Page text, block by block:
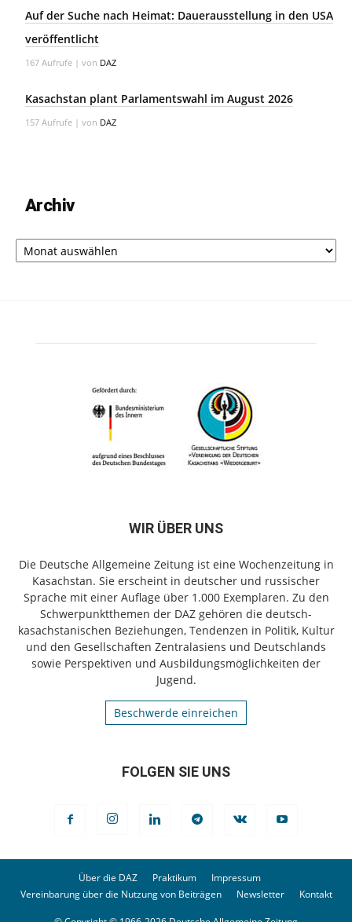
Auf der Suche nach Heimat: Dauerausstellung in den USA
veröffentlicht
167 Aufrufe | von DAZ
Kasachstan plant Parlamentswahl im August 2026
157 Aufrufe | von DAZ
Archiv
Archiv
WIR ÜBER UNS
Die Deutsche Allgemeine Zeitung ist eine Wochenzeitung in
Kasachstan. Sie erscheint in deutscher und russischer
Sprache mit einer Auflage über 1.000 Exemplaren. Zu den
Schwerpunktthemen der DAZ gehören die deutsch-
kasachstanischen Beziehungen, Tendenzen in Politik, Kultur
und den Gesellschaften Zentralasiens und Deutschlands
sowie Perspektiven und Ausbildungsmöglichkeiten der
Jugend.
Beschwerde einreichen
FOLGEN SIE UNS
Über die DAZ Praktikum
Impressum
Vereinbarung über die Nutzung von Beiträgen
Newsletter Kontakt